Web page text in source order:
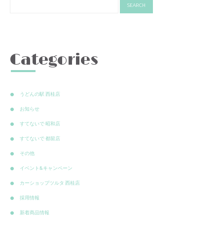
Categories
うどんの駅 西桂店
お知らせ
すてないで 昭和店
すてないで 都留店
その他
イベント&キャンペーン
カーショップツルタ 西桂店
採用情報
新着商品情報